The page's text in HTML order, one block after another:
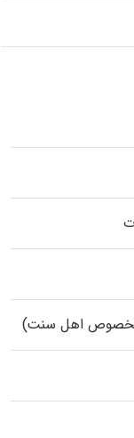
(مخصوص اهل سنت)